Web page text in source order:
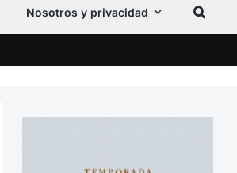
Nosotros y privacidad